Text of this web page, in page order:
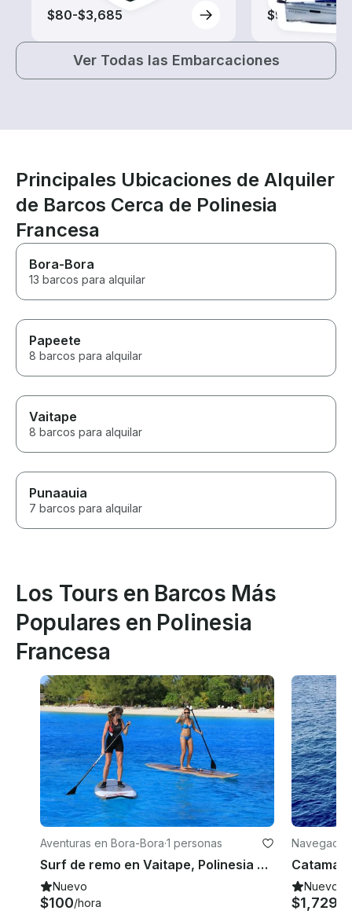
$80-$3,685 $90-$3,685
Ver Todas las Embarcaciones
Principales Ubicaciones de Alquiler
de Barcos Cerca de Polinesia
Francesa
Bora-Bora
13 barcos para alquilar
Papeete
8 barcos para alquilar
Vaitape
8 barcos para alquilar
Punaauia
7 barcos para alquilar
Los Tours en Barcos Más
Populares en Polinesia
Francesa
Aventuras en Bora-Bora·1 personas
Surf de remo en Vaitape, Polinesia Francesa
Nuevo
$100/hora
Nuevo
$1,729